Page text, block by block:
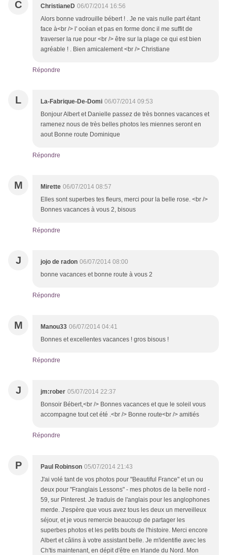
C ChristianeD 06/07/2014 16:56
Alors bonne vadrouille bébert ! . Je ne vais nulle part étant
face à<br /> l' océan et pas en forme donc il me suffit de
traverser la rue pour <br /> être sur la plage ce qui est bien
agréable ! . Bien amicalement <br /> Christiane
Répondre
L La-Fabrique-De-Domi 06/07/2014 09:53
Bonjour Albert et Danielle passez de très bonnes vacances et
ramenez nous de très belles photos les miennes seront en
aout Bonne route Dominique
Répondre
M Mirette 06/07/2014 08:57
Elles sont superbes tes fleurs, merci pour la belle rose. <br />
Bonnes vacances à vous 2, bisous
Répondre
J jojo de radon 06/07/2014 08:00
bonne vacances et bonne route à vous 2
Répondre
M Manou33 06/07/2014 04:41
Bonnes et excellentes vacances ! gros bisous !
Répondre
J jm:rober 05/07/2014 22:37
Bonsoir Bébert,<br /> Bonnes vacances et que le soleil vous
accompagne tout cet été .<br /> Bonne route<br /> amitiés
Répondre
P Paul Robinson 05/07/2014 21:43
J'ai volé tant de vos photos pour "Beautiful France" et un ou
deux pour "Franglais Lessons" - mes photos de la belle nord -
59, sur Pinterest. Je traduis de l'anglais pour les anglophones
merde. J'espère que vous avez tous les deux un merveilleux
séjour, et je vous remercie beaucoup de partager les
superbes photos et les petits bouts de l'histoire. Merci encore
Albert et câlins à votre assistant belle. Je m'identifie avec les
Ch'tis maintenant, en dépit d'être en Irlande du Nord. Mon